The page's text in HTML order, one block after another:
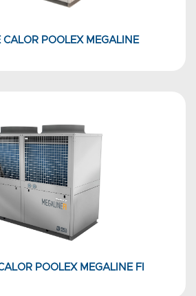
CALOR POOLEX MEGALINE
POOLEX MEGALINE FI